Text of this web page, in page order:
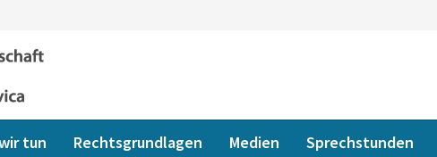
tun Rechtsgrundlagen Medien Sprechstunden